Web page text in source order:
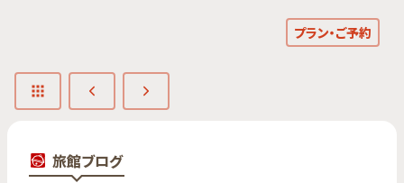
プラン・ご予約
旅館ブログ